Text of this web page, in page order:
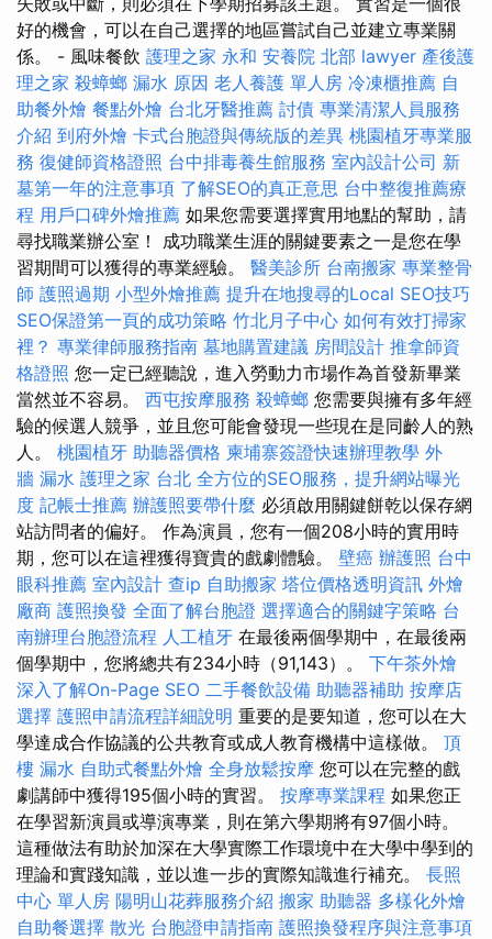
好的機會，可以在自己選擇的地區嘗試自己並建立專業關
係。 - 風味餐飲 護理之家 永和 安養院 北部 lawyer 產後護
理之家 殺蟑螂 漏水 原因 老人養護 單人房 冷凍櫃推薦 自
助餐外燴 餐點外燴 台北牙醫推薦 討債 專業清潔人員服務
介紹 到府外燴 卡式台胞證與傳統版的差異 桃園植牙專業服
務 復健師資格證照 台中排毒養生館服務 室內設計公司 新
墓第一年的注意事項 了解SEO的真正意思 台中整復推薦療
程 用戶口碑外燴推薦 如果您需要選擇實用地點的幫助，請
尋找職業辦公室！ 成功職業生涯的關鍵要素之一是您在學
習期間可以獲得的專業經驗。 醫美診所 台南搬家 專業整骨
師 護照過期 小型外燴推薦 提升在地搜尋的Local SEO技巧
SEO保證第一頁的成功策略 竹北月子中心 如何有效打掃家
裡？ 專業律師服務指南 墓地購置建議 房間設計 推拿師資
格證照 您一定已經聽說，進入勞動力市場作為首發新畢業
當然並不容易。 西屯按摩服務 殺蟑螂 您需要與擁有多年經
驗的候選人競爭，並且您可能會發現一些現在是同齡人的熟
人。 桃園植牙 助聽器價格 柬埔寨簽證快速辦理教學 外
牆 漏水 護理之家 台北 全方位的SEO服務，提升網站曝光
度 記帳士推薦 辦護照要帶什麼 必須啟用關鍵餅乾以保存網
站訪問者的偏好。 作為演員，您有一個208小時的實用時
期，您可以在這裡獲得寶貴的戲劇體驗。 壁癌 辦護照 台中
眼科推薦 室內設計 查ip 自助搬家 塔位價格透明資訊 外燴
廠商 護照換發 全面了解台胞證 選擇適合的關鍵字策略 台
南辦理台胞證流程 人工植牙 在最後兩個學期中，在最後兩
個學期中，您將總共有234小時（91,143）。 下午茶外燴
深入了解On-Page SEO 二手餐飲設備 助聽器補助 按摩店
選擇 護照申請流程詳細說明 重要的是要知道，您可以在大
學達成合作協議的公共教育或成人教育機構中這樣做。 頂
樓 漏水 自助式餐點外燴 全身放鬆按摩 您可以在完整的戲
劇講師中獲得195個小時的實習。 按摩專業課程 如果您正
在學習新演員或導演專業，則在第六學期將有97個小時。
這種做法有助於加深在大學實際工作環境中在大學中學到的
理論和實踐知識，並以進一步的實際知識進行補充。 長照
中心 單人房 陽明山花葬服務介紹 搬家 助聽器 多樣化外燴
自助餐選擇 散光 台胞證申請指南 護照換發程序與注意事項